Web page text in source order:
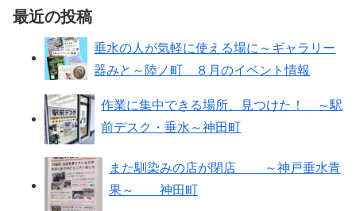
最近の投稿
垂水の人が気軽に使える場に～ギャラリー
器みと～陸ノ町 ８月のイベント情報
作業に集中できる場所、見つけた！ ～駅
前デスク・垂水～神田町
また馴染みの店が閉店 ～神戸垂水青
果～ 神田町